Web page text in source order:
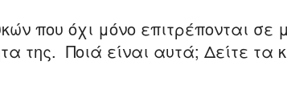
που όχι μόνο επιτρέπονται σε
της. Ποιά είναι αυτά; Δείτε τα